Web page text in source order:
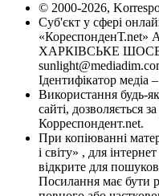
© 2000-2026,
Суб'єкт у сфері
«КореспонденТ.net»
ХАРКІВСЬКЕ ШОСЕ,
Ідентифікатор медіа
Використання будь-
сайті, дозволяється
Корреспондент.net.
При копіюванні
і світу» , для
відкрите для
Посилання має бути